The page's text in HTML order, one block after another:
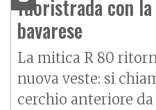
fuoristrada con
bavarese
La mitica R 80
nuova veste: si
cerchio anteriore